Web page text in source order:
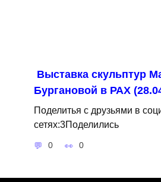
Выставка скульптур
Бургановой в РАХ
Поделитья с друзьями в
сетях:3Поделились
0 0